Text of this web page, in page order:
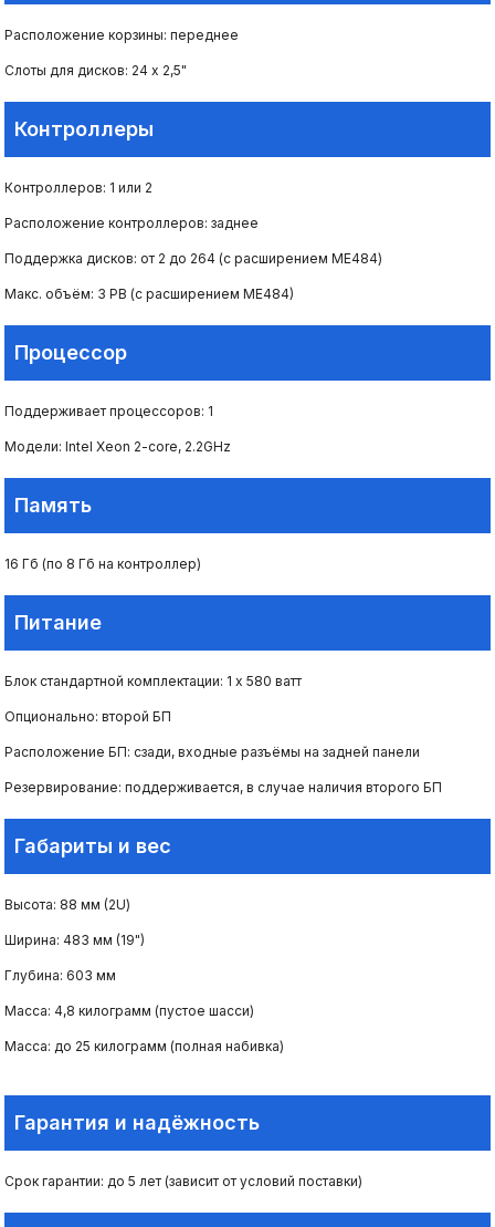
Расположение корзины: переднее
Слоты для дисков: 24 х 2,5"
Контроллеры
Контроллеров: 1 или 2
Расположение контроллеров: заднее
Поддержка дисков: от 2 до 264 (с расширением ME484)
Макс. объём: 3 PB (с расширением ME484)
Процессор
Поддерживает процессоров: 1
Модели: Intel Xeon 2-core, 2.2GHz
Память
16 Гб (по 8 Гб на контроллер)
Питание
Блок стандартной комплектации: 1 х 580 ватт
Опционально: второй БП
Расположение БП: сзади, входные разъёмы на задней панели
Резервирование: поддерживается, в случае наличия второго БП
Габариты и вес
Высота: 88 мм (2U)
Ширина: 483 мм (19")
Глубина: 603 мм
Масса: 4,8 килограмм (пустое шасси)
Масса: до 25 килограмм (полная набивка)
Гарантия и надёжность
Срок гарантии: до 5 лет (зависит от условий поставки)